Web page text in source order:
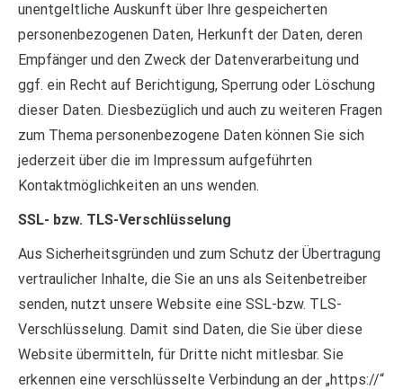
unentgeltliche Auskunft über Ihre gespeicherten
personenbezogenen Daten, Herkunft der Daten, deren
Empfänger und den Zweck der Datenverarbeitung und
ggf. ein Recht auf Berichtigung, Sperrung oder Löschung
dieser Daten. Diesbezüglich und auch zu weiteren Fragen
zum Thema personenbezogene Daten können Sie sich
jederzeit über die im Impressum aufgeführten
Kontaktmöglichkeiten an uns wenden.
SSL- bzw. TLS-Verschlüsselung
Aus Sicherheitsgründen und zum Schutz der Übertragung
vertraulicher Inhalte, die Sie an uns als Seitenbetreiber
senden, nutzt unsere Website eine SSL-bzw. TLS-
Verschlüsselung. Damit sind Daten, die Sie über diese
Website übermitteln, für Dritte nicht mitlesbar. Sie
erkennen eine verschlüsselte Verbindung an der „https://“